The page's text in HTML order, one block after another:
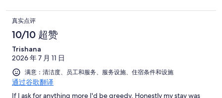
真实点评
10/10 超赞
Trishana
2026 年 7 月 11 日
满意：清洁度、员工和服务、服务设施、住宿条件和设施
通过谷歌翻译
If I ask for anything more I'd be greedy. Honestly my stay was